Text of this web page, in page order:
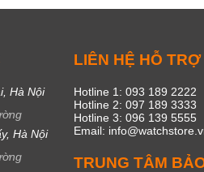
Hà Nội
Hà Nội
LIÊN HỆ HỖ TRỢ
Hotline 1: 093 189 2222
Hotline 2: 097 189 3333
Hotline 3: 096 139 5555
Email:
TRUNG TÂM